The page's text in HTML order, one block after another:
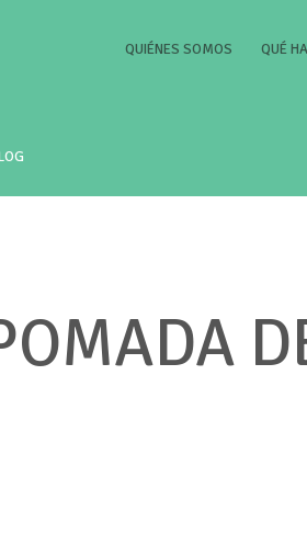
QUIÉNES SOMOS (CURRENT)
QUÉ